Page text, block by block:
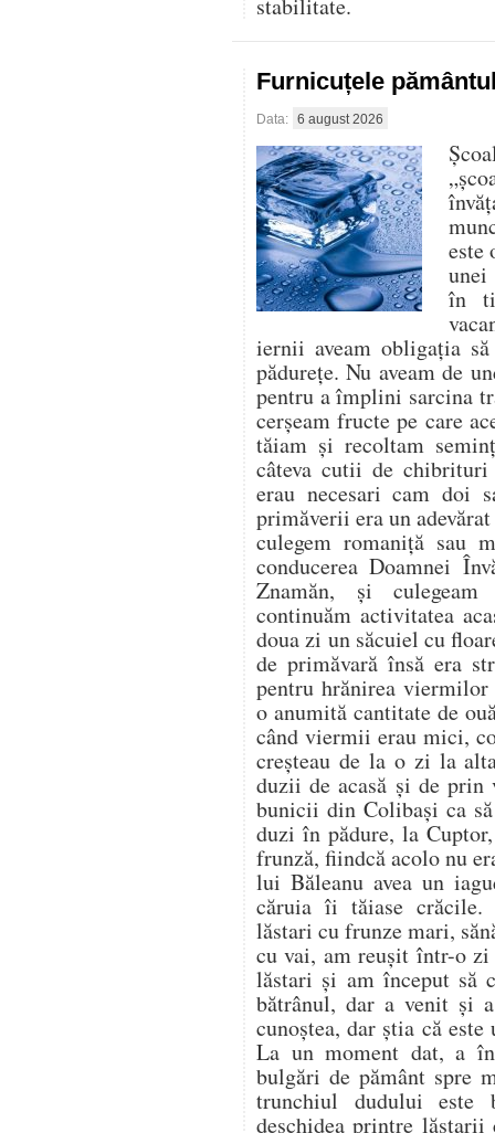
stabilitate.
Furnicuțele
Data: 6 august 2026
este
unei
în
iernii aveam obligația
pădurețe. Nu aveam de
pentru a împlini sarcina
cerșeam fructe pe care
tăiam și recoltam
câteva cutii de chibrituri
erau necesari cam doi
primăverii era un
culegem romaniță sau
conducerea Doamnei
Znamăn, și
continuăm activitatea
doua zi un săcuiel cu
de primăvară însă era
pentru hrănirea viermilor
o anumită cantitate de
când viermii erau mici,
creșteau de la o zi la
duzii de acasă și de prin
bunicii din Colibași ca
duzi în pădure, la
frunză, fiindcă acolo nu
lui Băleanu avea un
căruia îi tăiase crăcile.
lăstari cu frunze mari,
cu vai, am reușit într-o
lăstari și am început să
bătrânul, dar a venit și
cunoștea, dar știa că
La un moment dat, a
bulgări de pământ spre
trunchiul dudului este
deschidea printre